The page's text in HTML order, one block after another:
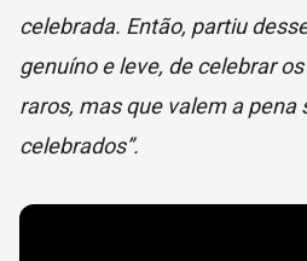
celebrada. Então, partiu
genuíno e leve, de celebrar
raros, mas que valem a pena
celebrados”.